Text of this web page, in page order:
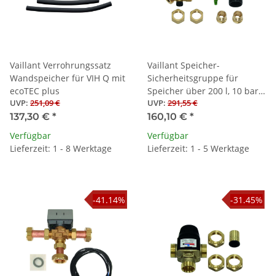
Vaillant Verrohrungssatz
Wandspeicher für VIH Q mit
ecoTEC plus
UVP: 251,09 €
137,30 € *
Verfügbar
Lieferzeit: 1 - 8 Werktage
Vaillant Speicher-
Sicherheitsgruppe für
Speicher über 200 l, 10 bar,
R 3/4
UVP: 291,55 €
160,10 € *
Verfügbar
Lieferzeit: 1 - 5 Werktage
-41.14% -31.45%